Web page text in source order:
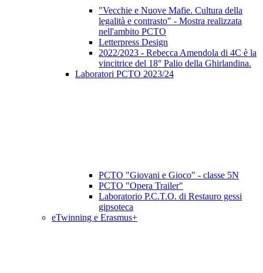
"Vecchie e Nuove Mafie. Cultura della
legalità e contrasto" - Mostra realizzata
nell'ambito PCTO
Letterpress Design
2022/2023 - Rebecca Amendola di 4C è la
vincitrice del 18° Palio della Ghirlandina.
Laboratori PCTO 2023/24
PCTO "Giovani e Gioco" - classe 5N
PCTO "Opera Trailer"
Laboratorio P.C.T.O. di Restauro gessi
gipsoteca
eTwinning e Erasmus+